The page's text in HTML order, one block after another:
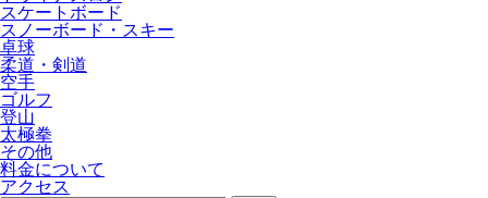
スケートボード
スノーボード・スキー
卓球
柔道・剣道
空手
ゴルフ
登山
太極拳
その他
料金について
アクセス